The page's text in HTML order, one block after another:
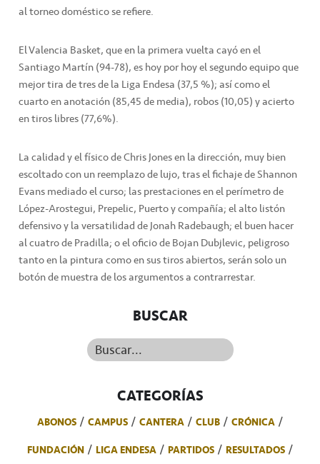
al torneo doméstico se refiere.
El Valencia Basket, que en la primera vuelta cayó en el
Santiago Martín (94-78), es hoy por hoy el segundo equipo que
mejor tira de tres de la Liga Endesa (37,5 %); así como el
cuarto en anotación (85,45 de media), robos (10,05) y acierto
en tiros libres (77,6%).
La calidad y el físico de Chris Jones en la dirección, muy bien
escoltado con un reemplazo de lujo, tras el fichaje de Shannon
Evans mediado el curso; las prestaciones en el perímetro de
López-Arostegui, Prepelic, Puerto y compañía; el alto listón
defensivo y la versatilidad de Jonah Radebaugh; el buen hacer
al cuatro de Pradilla; o el oficio de Bojan Dubjlevic, peligroso
tanto en la pintura como en sus tiros abiertos, serán solo un
botón de muestra de los argumentos a contrarrestar.
BUSCAR
Buscar...
CATEGORÍAS
ABONOS CAMPUS CANTERA CLUB
CRÓNICA
FUNDACIÓN
LIGA ENDESA PARTIDOS
RESULTADOS